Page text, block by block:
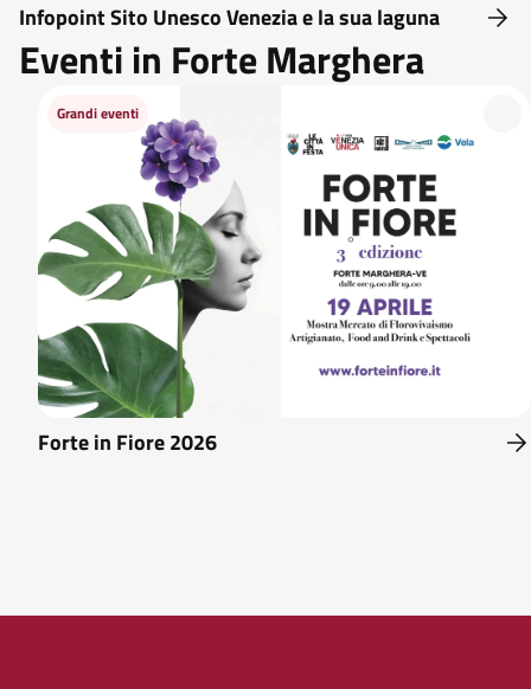
Infopoint Sito Unesco Venezia e la sua laguna
Eventi in Forte Marghera
Grandi eventi
Forte in Fiore 2026